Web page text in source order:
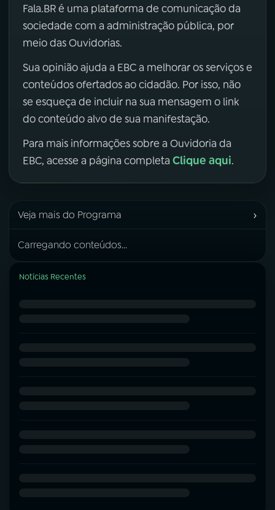
Fala.BR é uma plataforma de comunicação da
sociedade com a administração pública, por
meio das Ouvidorias.
Sua opinião ajuda a EBC a melhorar os serviços e
conteúdos ofertados ao cidadão. Por isso, não
se esqueça de incluir na sua mensagem o link
do conteúdo alvo de sua manifestação.
Para mais informações sobre a Ouvidoria da
EBC, acesse a página completa Clique aqui.
Veja mais do Programa ›
Carregando conteúdos...
Notícias Recentes